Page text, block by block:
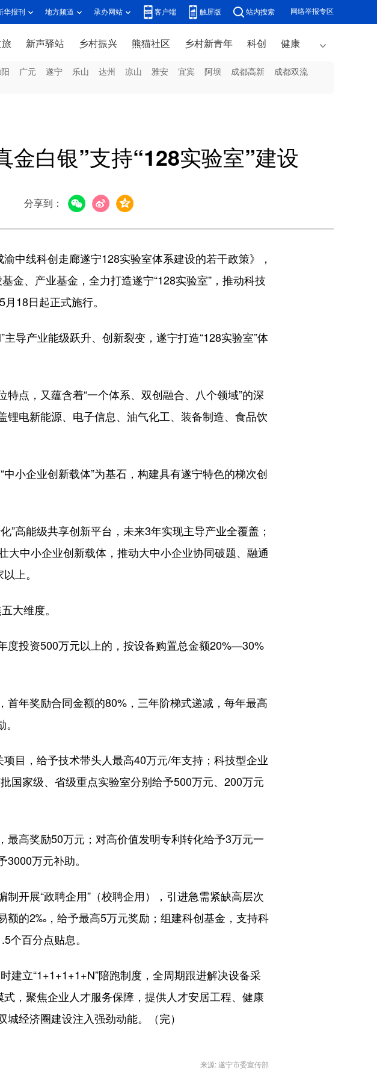
华报刊 地方频道 承办网站 客户端 触屏版 站内搜索 网络举报专区
新声驿站 乡村振兴 熊猫社区 乡村新青年 科创 健康
广元 遂宁 乐山 达州 凉山 雅安 宜宾 阿坝 成都高新
成都双流
金白银”支持“128实验室”建设
分享到：
中线科创走廊遂宁128实验室体系建设的若干政策》，
金、产业基金，全力打造遂宁“128实验室”，推动科技
18日起正式施行。
导产业能级跃升、创新裂变，遂宁打造“128实验室”体
点，又蕴含着“一个体系、双创融合、八个领域”的深
电新能源、电子信息、油气化工、装备制造、食品饮
小企业创新载体”为基石，构建具有遂宁特色的梯次创
能级共享创新平台，未来3年实现主导产业全覆盖；
中小企业创新载体，推动大中小企业协同破题、融通
上。
大维度。
度投资500万元以上的，按设备购置总金额20%—30%
年奖励合同金额的80%，三年阶梯式递减，每年最高
目，给予技术带头人最高40万元/年支持；科技型企业
国家级、省级重点实验室分别给予500万元、200万元
高奖励50万元；对高价值发明专利转化给予3万元一
万元补助。
开展“政聘企用”（校聘企用），引进急需紧缺高层次
额的2‰，给予最高5万元奖励；组建科创基金，支持科
个百分点贴息。
建立“1+1+1+1+N”陪跑制度，全周期跟进解决设备采
，聚焦企业人才服务保障，提供人才安居工程、健康
经济圈建设注入强劲动能。（完）
来源: 遂宁市委宣传部